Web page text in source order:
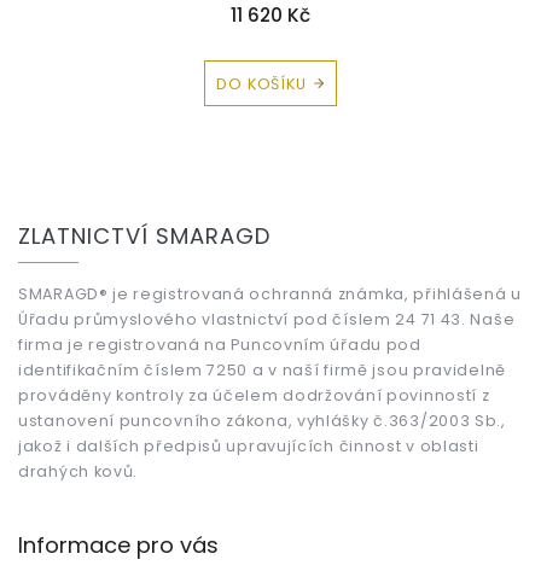
11 620 Kč
DO KOŠÍKU
ZLATNICTVÍ SMARAGD
SMARAGD® je registrovaná ochranná známka, přihlášená u
Úřadu průmyslového vlastnictví pod číslem 24 71 43. Naše
firma je registrovaná na Puncovním úřadu pod
identifikačním číslem 7250 a v naší firmě jsou pravidelně
prováděny kontroly za účelem dodržování povinností z
ustanovení puncovního zákona, vyhlášky č.363/2003 Sb.,
jakož i dalších předpisů upravujících činnost v oblasti
drahých kovů.
Informace pro vás